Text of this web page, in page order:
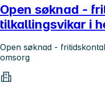
Open søknad -
tilkallingsvikar i
Open søknad -
omsorg